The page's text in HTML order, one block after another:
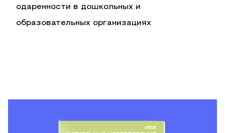
одаренности в дошкольных и
образовательных организациях